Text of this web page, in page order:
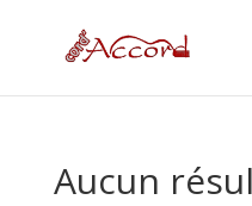
Aucun